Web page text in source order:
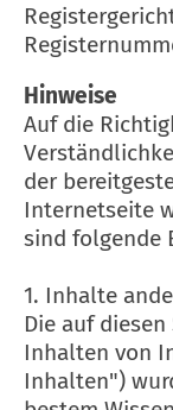
Hinweise
Auf die
der
Internetseite
sind folgende
1. Inhalte
Die auf
Inhalten von
Inhalten")